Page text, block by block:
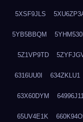
5XSF9JLS
5YB5BBQM
5Z1VP9TD
6316UU0I 634ZKLU1
63X60DYM 64996J11
65UV4E1K